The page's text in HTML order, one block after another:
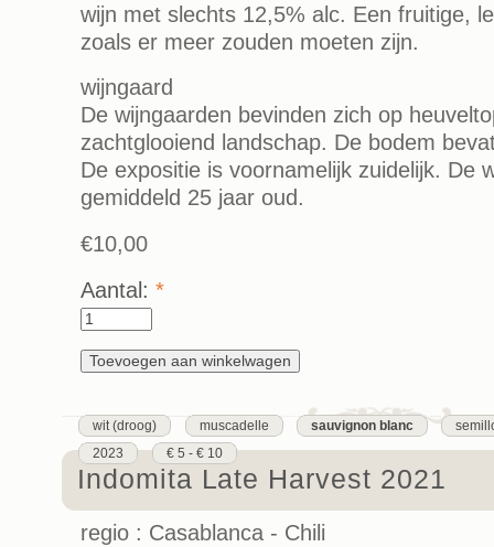
wijn met slechts 12,5% alc. Een fruitige,
zoals er meer zouden moeten zijn.
wijngaard
De wijngaarden bevinden zich op
zachtglooiend landschap. De bodem
De expositie is voornamelijk zuidelijk. De
gemiddeld 25 jaar oud.
€10,00
Aantal: *
wit (droog) muscadelle sauvignon blanc
2023
€ 5 - € 10
Indomita Late Harvest 2021
regio : Casablanca - Chili